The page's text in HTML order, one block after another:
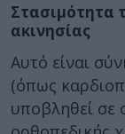
Στασιμότητα
ακινησίας
Αυτό είναι
(όπως
υποβληθεί σε